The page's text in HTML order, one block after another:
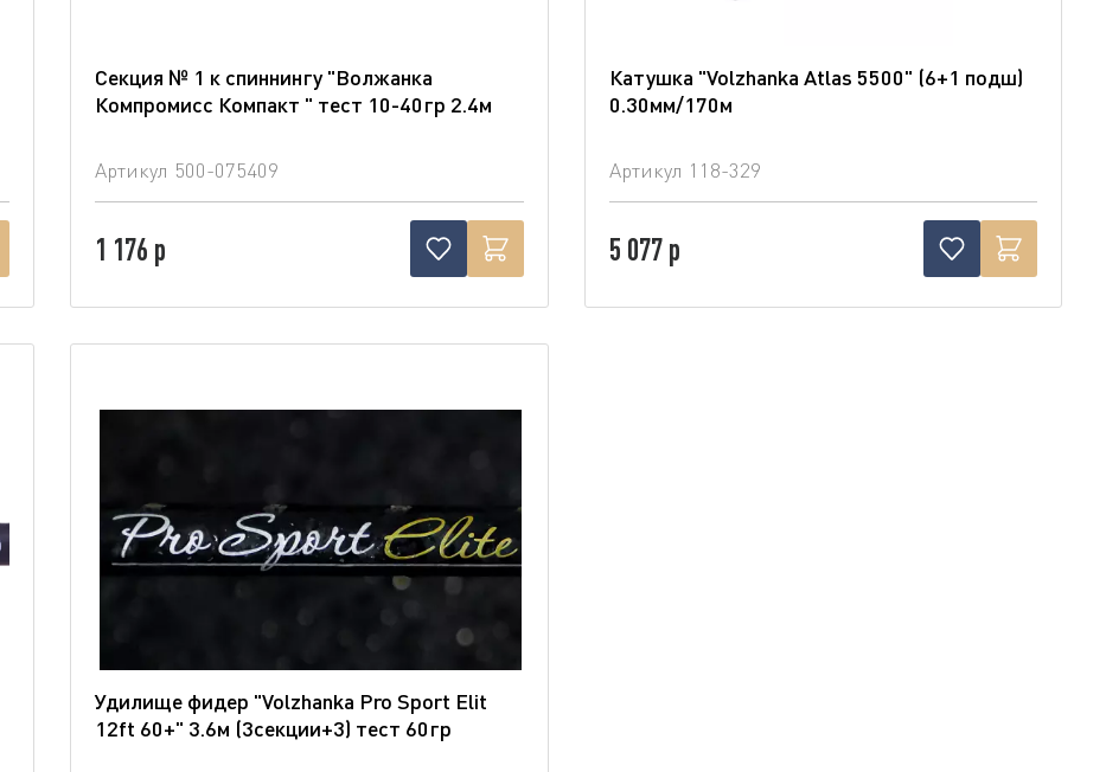
Секция № 1 к спиннингу "Волжанка
Компромисс Компакт " тест 10-40гр 2.4м
Артикул 500-075409
1 176 р
Катушка "Volzhanka Atlas 5500" (6+1 подш)
0.30мм/170м
Артикул 118-329
5 077 р
Удилище фидер "Volzhanka Pro Sport Elit
12ft 60+" 3.6м (3секции+3) тест 60гр